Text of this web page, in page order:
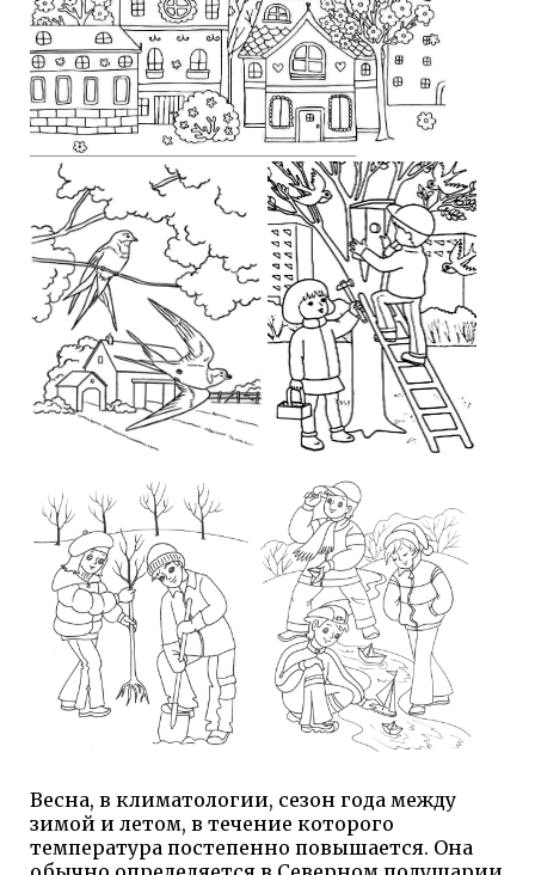
Весна, в климатологии, сезон года между
зимой и летом, в течение которого
температура постепенно повышается. Она